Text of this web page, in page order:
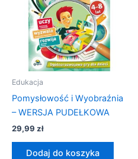
Edukacja
Pomysłowość i Wyobraźnia
– WERSJA PUDEŁKOWA
29,99 zł
Dodaj do koszyka